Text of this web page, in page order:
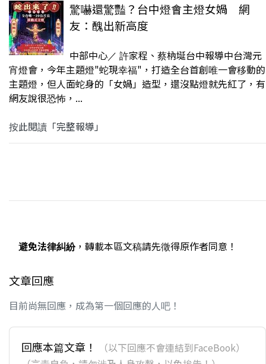
驚嚇還驚豔？台中燈會主燈女媧 網
友：醜出新高度
中部中心／ 許家程、蔡枘埏台中報導中台灣元
宵燈會，今年主題燈"蛇現幸福"，打造全台首創唯一會移動的
主題燈，但人面蛇身的「女媧」造型，還沒點燈就先紅了，有
網友說很恐怖，...
按此閱讀「完整報導」
避免法律糾紛，轉載本區文稿請先徵得原作者同意！
文章回應
目前尚無回應，成為第一個回應的人吧！
回應本篇文章！
（以下回應不會連結到FaceBook）